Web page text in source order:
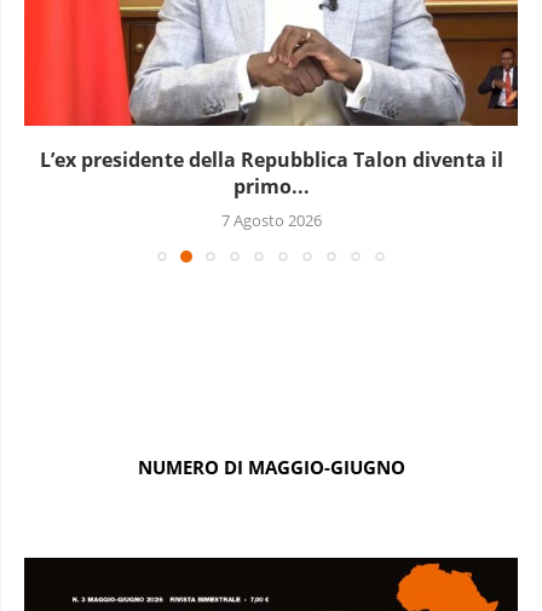
L’ex presidente della Repubblica Talon diventa il
primo...
7 Agosto 2026
NUMERO DI MAGGIO-GIUGNO